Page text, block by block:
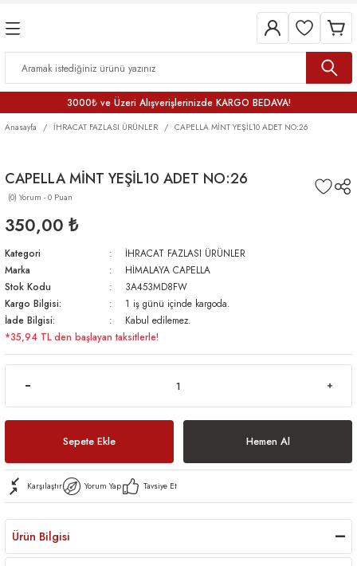
3000₺ ve Üzeri Alışverişlerinizde KARGO BEDAVA!
Anasayfa İHRACAT FAZLASI ÜRÜNLER CAPELLA MİNT YEŞİL10 ADET NO:26
CAPELLA MİNT YEŞİL10 ADET NO:26
(0) Yorum - 0 Puan
350,00 ₺
Kategori
İHRACAT FAZLASI ÜRÜNLER
Marka
HİMALAYA CAPELLA
Stok Kodu
3A453MD8FW
Kargo Bilgisi:
1 iş günü içinde kargoda.
İade Bilgisi:
Kabul edilemez.
*35,94 TL den başlayan taksitlerle!
Sepete Ekle Hemen Al
Karşılaştır Yorum Yap Tavsiye Et
Ürün Bilgisi